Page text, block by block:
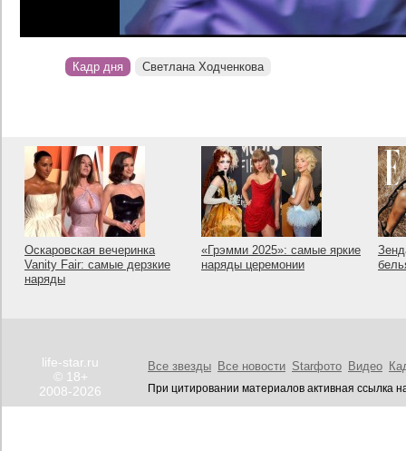
Кадр дня Светлана Ходченкова
Оскаровская вечеринка
Vanity Fair: самые дерзкие
наряды
«Грэмми 2025»: самые яркие
наряды церемонии
life-star.ru
© 18+
2008-2026
Все звезды Все новости Starфото Видео
При цитировании материалов активная ссылка